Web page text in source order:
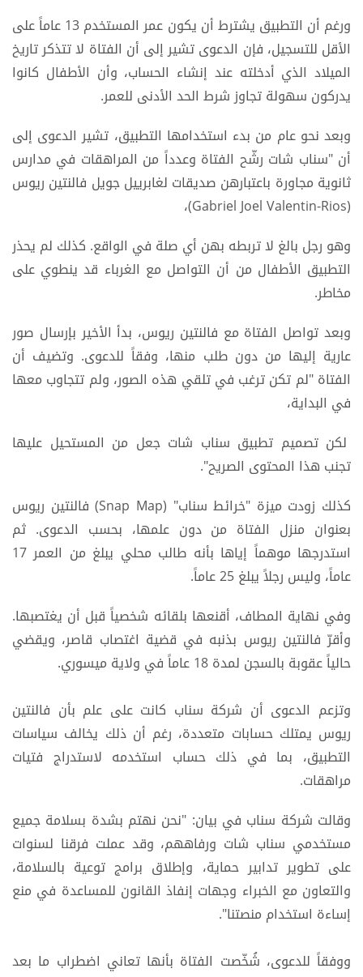
ورغم أن التطبيق يشترط أن يكون عمر المستخدم 13 عاماً على
الأقل للتسجيل، فإن الدعوى تشير إلى أن الفتاة لا تتذكر تاريخ
الميلاد الذي أدخلته عند إنشاء الحساب، وأن الأطفال كانوا
يدركون سهولة تجاوز شرط الحد الأدنى للعمر.
وبعد نحو عام من بدء استخدامها التطبيق، تشير الدعوى إلى
أن "سناب شات رشّح الفتاة وعدداً من المراهقات في مدارس
ثانوية مجاورة باعتبارهن صديقات لغابرييل جويل فالنتين ريوس
(Gabriel Joel Valentin-Rios)،
وهو رجل بالغ لا تربطه بهن أي صلة في الواقع. كذلك لم يحذر
التطبيق الأطفال من أن التواصل مع الغرباء قد ينطوي على
مخاطر.
وبعد تواصل الفتاة مع فالنتين ريوس، بدأ الأخير بإرسال صور
عارية إليها من دون طلب منها، وفقاً للدعوى. وتضيف أن
الفتاة "لم تكن ترغب في تلقي هذه الصور، ولم تتجاوب معها
في البداية،
لكن تصميم تطبيق سناب شات جعل من المستحيل عليها
تجنب هذا المحتوى الصريح".
كذلك زودت ميزة "خرائط سناب" (Snap Map) فالنتين ريوس
بعنوان منزل الفتاة من دون علمها، بحسب الدعوى. ثم
استدرجها موهماً إياها بأنه طالب محلي يبلغ من العمر 17
عاماً، وليس رجلاً يبلغ 25 عاماً.
وفي نهاية المطاف، أقنعها بلقائه شخصياً قبل أن يغتصبها.
وأقرّ فالنتين ريوس بذنبه في قضية اغتصاب قاصر، ويقضي
حالياً عقوبة بالسجن لمدة 18 عاماً في ولاية ميسوري.
وتزعم الدعوى أن شركة سناب كانت على علم بأن فالنتين
ريوس يمتلك حسابات متعددة، رغم أن ذلك يخالف سياسات
التطبيق، بما في ذلك حساب استخدمه لاستدراج فتيات
مراهقات.
وقالت شركة سناب في بيان: "نحن نهتم بشدة بسلامة جميع
مستخدمي سناب شات ورفاههم، وقد عملت فرقنا لسنوات
على تطوير تدابير حماية، وإطلاق برامج توعية بالسلامة،
والتعاون مع الخبراء وجهات إنفاذ القانون للمساعدة في منع
إساءة استخدام منصتنا".
ووفقاً للدعوى، شُخّصت الفتاة بأنها تعاني اضطراب ما بعد